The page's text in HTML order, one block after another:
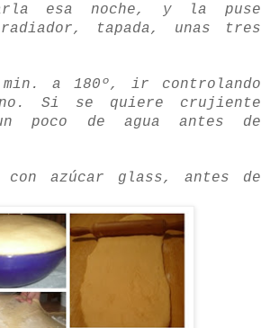
esa noche, y la puse
tapada, unas tres
min . a 180º, ir controlando
Si se quiere crujiente
poco de agua antes de
con azúcar glass, antes de